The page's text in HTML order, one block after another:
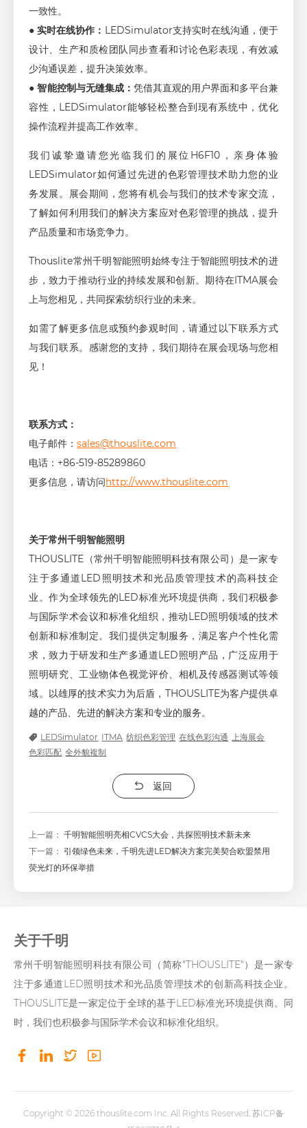
一致性。
●实时在线协作： LEDSimulator支持实时在线沟通，便于
设计、生产和质检团队同步查看和讨论色彩表现，有效减
少沟通误差，提升决策效率。
●智能控制与无缝集成： 凭借其直观的用户界面和多平台兼
容性，LEDSimulator能够轻松整合到现有系统中，优化
操作流程并提高工作效率。
我们诚挚邀请您光临我们的展位H6F10，亲身体验
LEDSimulator如何通过先进的色彩管理技术助力您的业
务发展。展会期间，您将有机会与我们的技术专家交流，
了解如何利用我们的解决方案应对色彩管理的挑战，提升
产品质量和市场竞争力。
Thouslite常州千明智能照明始终专注于智能照明技术的进
步，致力于推动行业的持续发展和创新。期待在ITMA展会
上与您相见，共同探索纺织行业的未来。
如需了解更多信息或预约参观时间，请通过以下联系方式
与我们联系。感谢您的支持，我们期待在展会现场与您相
见！
联系方式：
电子邮件：sales@thouslite.com
电话：+86-519-85289860
更多信息，请访问http://www.thouslite.com
关于常州千明智能照明
THOUSLITE（常州千明智能照明科技有限公司）是一家专
注于多通道LED照明技术和光品质管理技术的高科技企
业。作为全球领先的LED标准光环境提供商，我们积极参
与国际学术会议和标准化组织，推动LED照明领域的技术
创新和标准制定。我们提供定制服务，满足客户个性化需
求，致力于研发和生产多通道LED照明产品，广泛应用于
照明研究、工业物体色视觉评价、相机及传感器测试等领
域。以雄厚的技术实力为后盾，THOUSLITE为客户提供卓
越的产品、先进的解决方案和专业的服务。
LEDSimulator ITMA 纺织色彩管理 在线色彩沟通 上海展会
色彩匹配 全外貌複制
返回
上一篇：千明智能照明亮相CVCS大会，共探照明技术新未来
下一篇： 引领绿色未来，千明先进LED解决方案完美契合欧盟禁用
荧光灯的环保举措
关于千明
常州千明智能照明科技有限公司（简称"THOUSLITE"）是一家专
注于多通道LED照明技术和光品质管理技术的创新高科技企业。
THOUSLITE是一家定位于全球的基于LED标准光环境提供商。同
时，我们也积极参与国际学术会议和标准化组织。
Copyright © 2026 thouslite.com Inc. All Rights Reserved. 苏ICP备